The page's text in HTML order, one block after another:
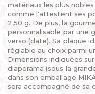
matériaux les plus
comme l'attestent ses
2,50 g. De plus, la
personnalisable par une
verso (date). Sa plaque
réglable au choix parmi
Dimensions indiquées
diaporama (sous la
dans son emballage
sera accompagné de sa